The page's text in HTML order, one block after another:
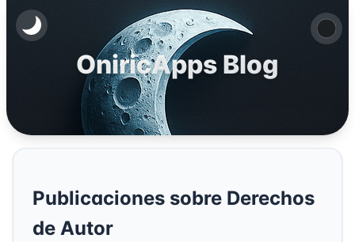
OniricApps Blog
Publicaciones sobre Derechos
de Autor